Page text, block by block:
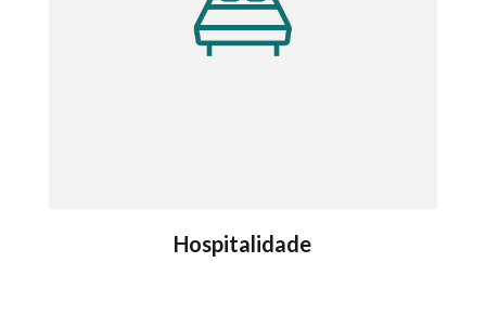
Hospitalidade